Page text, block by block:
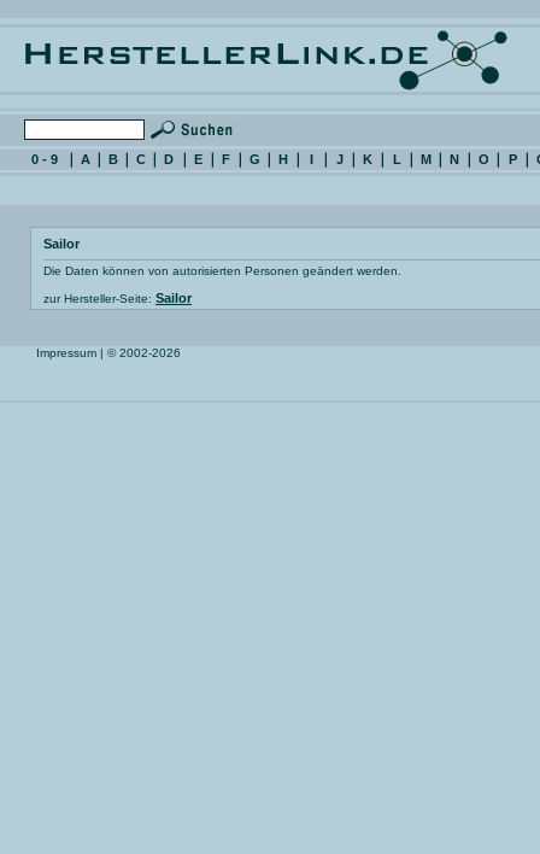
0 - 9 A B C D E F G H I J K L M N O P
Sailor
Die Daten können von autorisierten Personen geändert werden.
zur Hersteller-Seite: Sailor
Impressum | © 2002-2026